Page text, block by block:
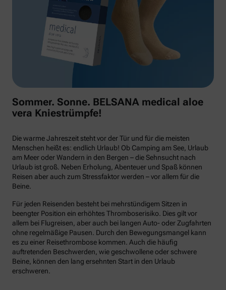
Sommer. Sonne. BELSANA medical aloe
vera Kniestrümpfe!
Die warme Jahreszeit steht vor der Tür und für die meisten
Menschen heißt es: endlich Urlaub! Ob Camping am See, Urlaub
am Meer oder Wandern in den Bergen – die Sehnsucht nach
Urlaub ist groß. Neben Erholung, Abenteuer und Spaß können
Reisen aber auch zum Stressfaktor werden – vor allem für die
Beine.
Für jeden Reisenden besteht bei mehrstündigem Sitzen in
beengter Position ein erhöhtes Thromboserisiko. Dies gilt vor
allem bei Flugreisen, aber auch bei langen Auto- oder Zugfahrten
ohne regelmäßige Pausen. Durch den Bewegungsmangel kann
es zu einer Reisethrombose kommen. Auch die häufig
auftretenden Beschwerden, wie geschwollene oder schwere
Beine, können den lang ersehnten Start in den Urlaub
erschweren.